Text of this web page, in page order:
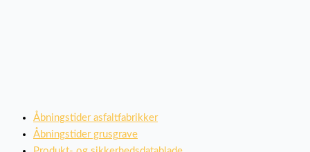
Åbningstider asfaltfabrikker
Åbningstider grusgrave